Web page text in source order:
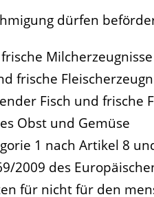
dürfen
Milcherzeugnisse
frische
Fisch und frische
Obst und Gemüse
1 nach Artikel 8
2009 des
für nicht für den